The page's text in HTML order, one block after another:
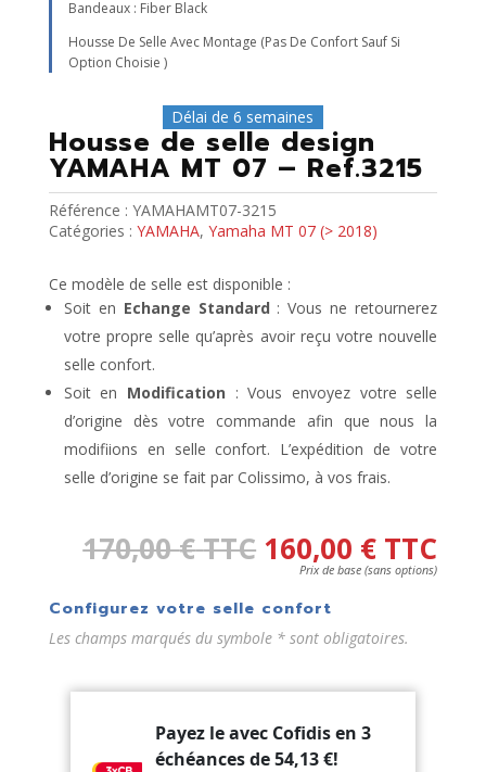
Bandeaux : Fiber Black
Housse De Selle Avec Montage (pas De Confort Sauf Si
Option Choisie )
Délai de 6 semaines
Housse de selle design
YAMAHA MT 07 – Ref.3215
Référence : YAMAHAMT07-3215
Catégories : YAMAHA, Yamaha MT 07 (> 2018)
Ce modèle de selle est disponible :
Soit en Echange Standard : Vous ne retournerez
votre propre selle qu’après avoir reçu votre nouvelle
selle confort.
Soit en Modification : Vous envoyez votre selle
d’origine dès votre commande afin que nous la
modifiions en selle confort. L’expédition de votre
selle d’origine se fait par Colissimo, à vos frais.
170,00€TTC 160,00 € TTC
Prix de base (sans options)
Configurez votre selle confort
Les champs marqués du symbole * sont obligatoires.
Payez le avec Cofidis en 3
échéances de54,13€!